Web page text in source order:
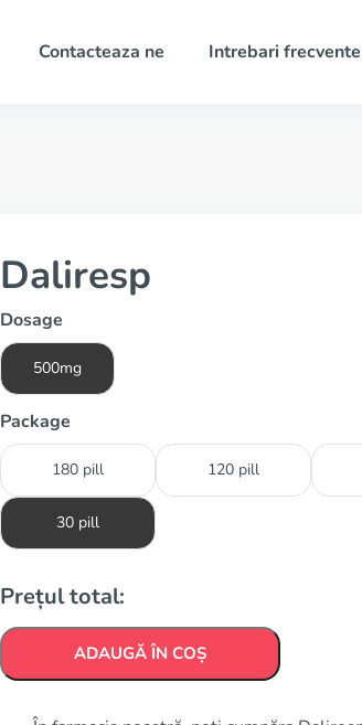
Contacteaza ne Intrebari frecvente
Daliresp
Dosage
500mg
Package
180 pill 120 pill
30 pill
Prețul total:
ADAUGĂ ÎN COȘ